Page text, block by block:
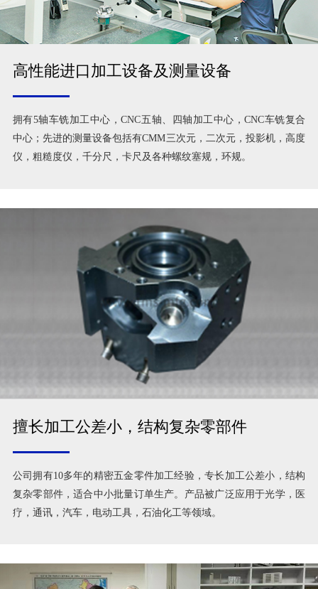
高性能进口加工设备及测量设备
拥有5轴车铣加工中心，CNC五轴、四轴加工中心，CNC车铣复合
中心；先进的测量设备包括有CMM三次元，二次元，投影机，高度
仪，粗糙度仪，千分尺，卡尺及各种螺纹塞规，环规。
擅长加工公差小，结构复杂零部件
公司拥有10多年的精密五金零件加工经验，专长加工公差小，结构
复杂零部件，适合中小批量订单生产。产品被广泛应用于光学，医
疗，通讯，汽车，电动工具，石油化工等领域。